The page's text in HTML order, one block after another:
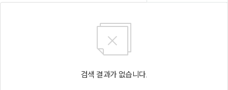
검색 결과가 없습니다.